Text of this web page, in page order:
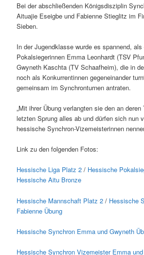
Bei der abschließenden Königsdisziplin
Aituajie Eseigbe und Fabienne Stieglitz im
Sieben.
In der Jugendklasse wurde es spannend, als
Pokalsiegerinnen Emma Leonhardt (TSV
Gwyneth Kaschta (TV Schaafheim), die in
noch als Konkurrentinnen gegeneinander
gemeinsam im Synchronturnen antraten.
„Mit ihrer Übung verlangten sie den an
letzten Sprung alles ab und dürfen sich nun
hessische Synchron-Vizemeisterinnen
Link zu den folgenden Fotos:
Hessische Liga Platz 2 / Hessische
Hessische Aitu Bronze
Hessische Mannschaft Platz 2 / Hessische
Fabienne Übung
Hessische Synchron Emma und Gwyneth
Hessische Synchron Vizemeister Emma